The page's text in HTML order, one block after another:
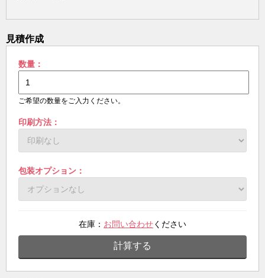
見積作成
数量：
ご希望の数量をご入力ください。
印刷方法：
包装オプション：
在庫： お問い合わせください
計算する